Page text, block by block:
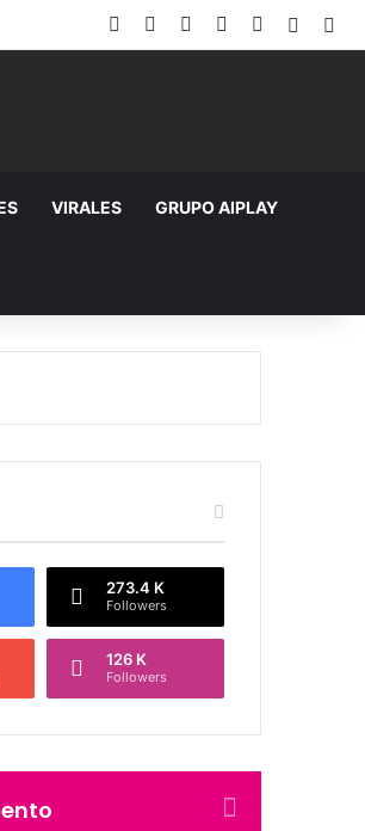
Facebook YouTubeInstagram
TikTok
VIRALES GRUPO AIPLAY
273.4 K
Followers
126 K
Followers